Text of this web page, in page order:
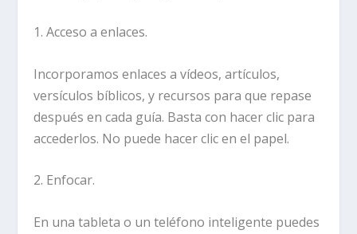
1. Acceso a enlaces.
Incorporamos enlaces a vídeos, artículos,
versículos bíblicos, y recursos para que repase
después en cada guía. Basta con hacer clic para
accederlos. No puede hacer clic en el papel.
2. Enfocar.
En una tableta o un teléfono inteligente puedes